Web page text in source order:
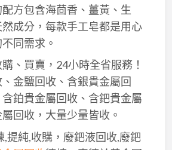
方包含海茴香、薑黃、生
成分，每款手工皂都是用心
同需求。
、買賣，24小時全省服務！
金鹽回收、含銀貴金屬回
鉑貴金屬回收、含鈀貴金屬
回收，大量少量皆收。
,提純,收購，廢鈀液回收,廢鈀